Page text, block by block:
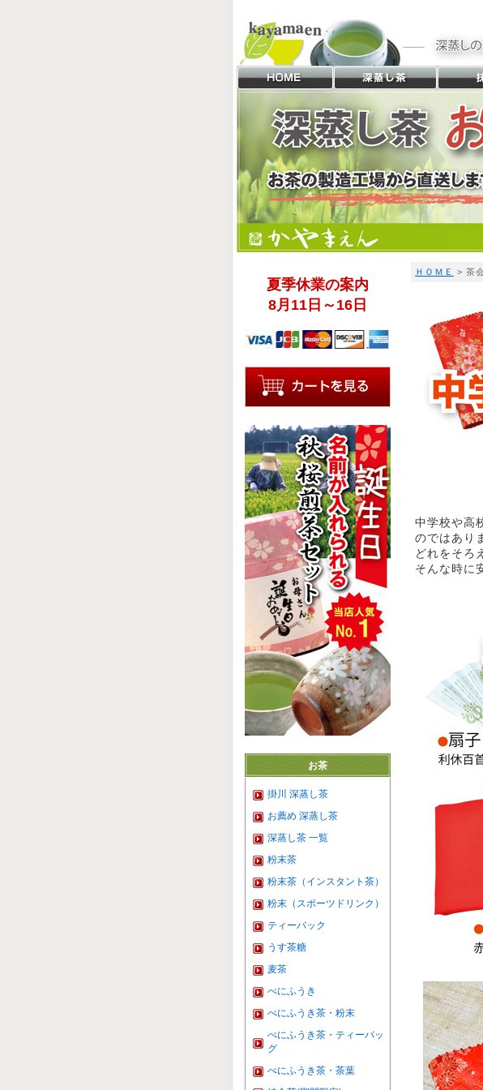
ＨＯＭＥ > 茶
中学校や高
のではあり
どれをそろ
そんな時に
夏季休業の案内
8月11日～16日
お茶
掛川 深蒸し茶
お薦め 深蒸し茶
深蒸し茶 一覧
粉末茶
粉末茶（インスタント茶）
粉末（スポーツドリンク）
ティーバック
うす茶糖
麦茶
べにふうき
べにふうき茶・粉末
べにふうき茶・ティーバッ
グ
べにふうき茶・茶葉